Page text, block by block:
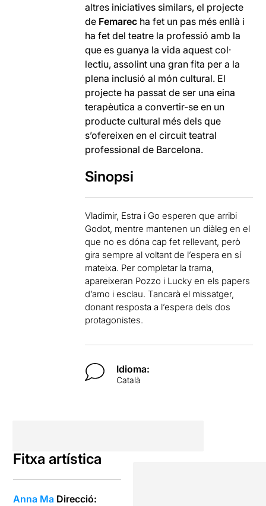
altres iniciatives similars, el projecte
de Femarec ha fet un pas més enllà i
ha fet del teatre la professió amb la
que es guanya la vida aquest col·
lectiu, assolint una gran fita per a la
plena inclusió al món cultural. El
projecte ha passat de ser una eina
terapèutica a convertir-se en un
producte cultural més dels que
s’ofereixen en el circuit teatral
professional de Barcelona.
Sinopsi
Vladimir, Estra i Go esperen que arribi
Godot, mentre mantenen un diàleg en el
que no es dóna cap fet rellevant, però
gira sempre al voltant de l’espera en sí
mateixa. Per completar la trama,
apareixeran Pozzo i Lucky en els papers
d’amo i esclau. Tancarà el missatger,
donant resposta a l’espera dels dos
protagonistes.
Idioma:
Català
Fitxa artística
Anna Ma Direcció: